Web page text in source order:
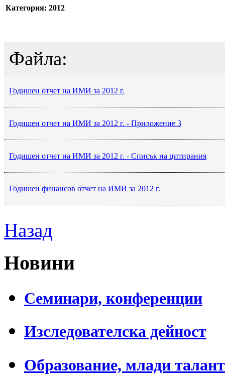
Категория: 2012
Файла:
Годишен отчет на ИМИ за 2012 г.
Годишен отчет на ИМИ за 2012 г. - Приложение 3
Годишен отчет на ИМИ за 2012 г. - Списък на цитирания
Годишен финансов отчет на ИМИ за 2012 г.
Назад
Новини
Семинари, конференции
Изследователска дейност
Образование, млади